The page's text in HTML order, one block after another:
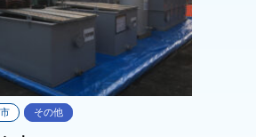
その他